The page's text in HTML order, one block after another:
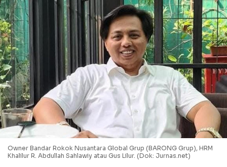
Owner Bandar Rokok Nusantara Global Grup (BARONG Grup), HRM
Khalilur R. Abdullah Sahlawiy atau Gus Lilur. (Dok: Jurnas.net)